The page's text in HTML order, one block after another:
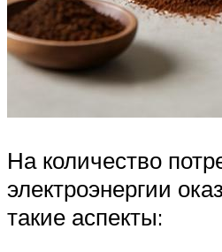
На количество
электроэнергии
такие аспекты: